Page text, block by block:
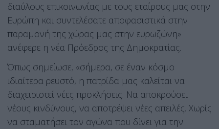
διαύλους επικοινωνίας με τους εταίρους μας στην
Ευρώπη και συντελέσατε αποφασιστικά στην
παραμονή της χώρας μας στην ευρωζώνη»
ανέφερε η νέα Πρόεδρος της Δημοκρατίας.
Όπως σημείωσε, «σήμερα, σε έναν κόσμο
ιδιαίτερα ρευστό, η πατρίδα μας καλείται να
διαχειριστεί νέες προκλήσεις. Να αποκρούσει
νέους κινδύνους, να αποτρέψει νέες απειλές. Χωρίς
να σταματήσει τον αγώνα που δίνει για την